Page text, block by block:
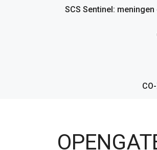
SCS Sentinel: